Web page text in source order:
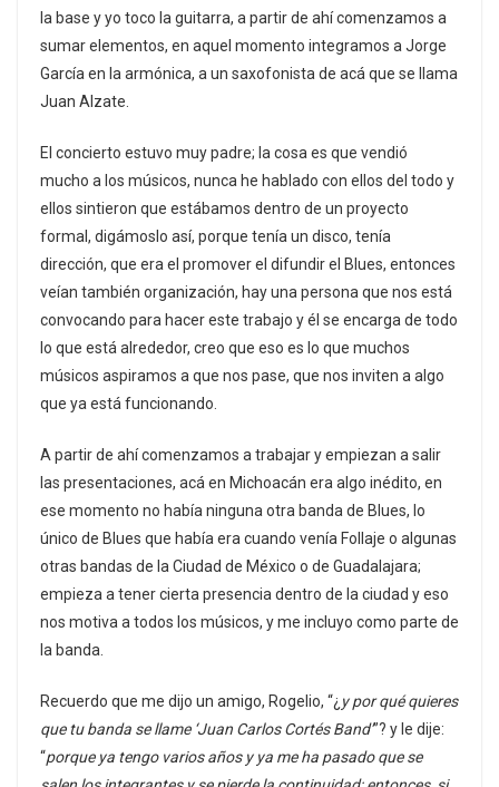
la base y yo toco la guitarra, a partir de ahí comenzamos a
sumar elementos, en aquel momento integramos a Jorge
García en la armónica, a un saxofonista de acá que se llama
Juan Alzate.
El concierto estuvo muy padre; la cosa es que vendió
mucho a los músicos, nunca he hablado con ellos del todo y
ellos sintieron que estábamos dentro de un proyecto
formal, digámoslo así, porque tenía un disco, tenía
dirección, que era el promover el difundir el Blues, entonces
veían también organización, hay una persona que nos está
convocando para hacer este trabajo y él se encarga de todo
lo que está alrededor, creo que eso es lo que muchos
músicos aspiramos a que nos pase, que nos inviten a algo
que ya está funcionando.
A partir de ahí comenzamos a trabajar y empiezan a salir
las presentaciones, acá en Michoacán era algo inédito, en
ese momento no había ninguna otra banda de Blues, lo
único de Blues que había era cuando venía Follaje o algunas
otras bandas de la Ciudad de México o de Guadalajara;
empieza a tener cierta presencia dentro de la ciudad y eso
nos motiva a todos los músicos, y me incluyo como parte de
la banda.
Recuerdo que me dijo un amigo, Rogelio, “¿ y por qué quieres
que tu banda se llame ‘Juan Carlos Cortés Band’”? y le dije:
“porque ya tengo varios años y ya me ha pasado que se